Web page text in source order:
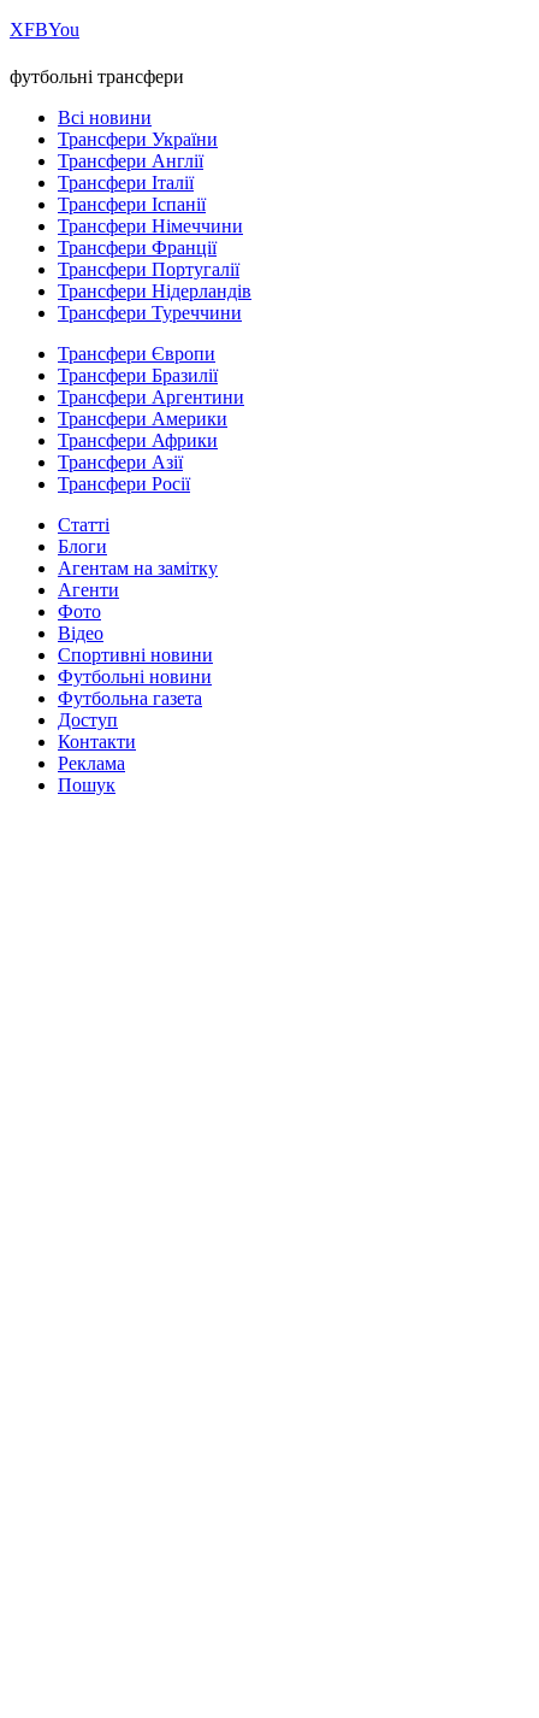
ХFBYou
футбольні трансфери
Всі новини
Трансфери України
Трансфери Англії
Трансфери Італії
Трансфери Іспанії
Трансфери Німеччини
Трансфери Франції
Трансфери Португалії
Трансфери Нідерландів
Трансфери Туреччини
Трансфери Європи
Трансфери Бразилії
Трансфери Аргентини
Трансфери Америки
Трансфери Африки
Трансфери Азії
Трансфери Росії
Статті
Блоги
Агентам на замітку
Агенти
Фото
Відео
Спортивні новини
Футбольні новини
Футбольна газета
Доступ
Контакти
Реклама
Пошук